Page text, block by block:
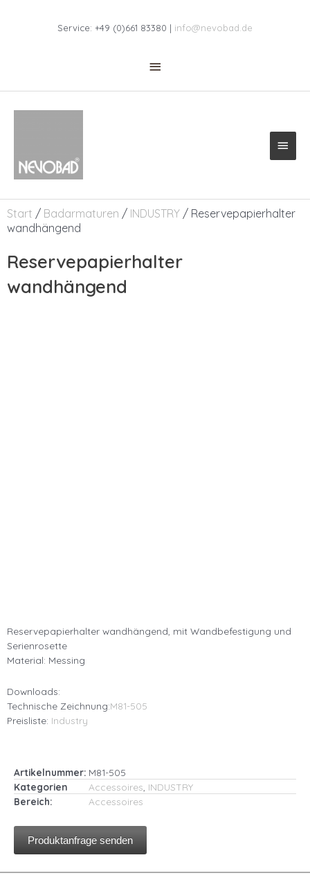
Service: +49 (0)661 83380 | info@nevobad.de
Header
Start / Badarmaturen / INDUSTRY / Reservepapierhalter
wandhängend
Reservepapierhalter
wandhängend
Reservepapierhalter wandhängend, mit Wandbefestigung und
Serienrosette
Material: Messing
Downloads:
Technische Zeichnung:M81-505
Preisliste: Industry
Artikelnummer: M81-505
Kategorien
Accessoires INDUSTRY
Bereich:
Accessoires
Produktanfrage senden